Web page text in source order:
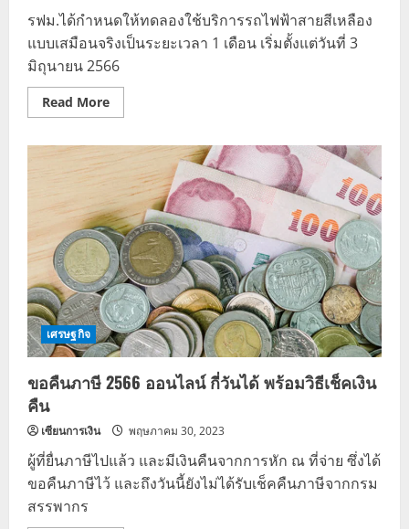
รฟม.ได้กำหนดให้ทดลองใช้บริการรถไฟฟ้าสายสีเหลือง
แบบเสมือนจริงเป็นระยะเวลา 1 เดือน เริ่มตั้งแต่วันที่ 3
มิถุนายน 2566
Read MoreRead
more
สาย
เหลือง
ฟรี
1
เดือน
เริ่ม
3
มิ.ย.
66
เศรษฐกิจ
ขอคืนภาษี 2566 ออนไลน์ กี่วันได้ พร้อมวิธีเช็คเงิน
คืน
เซียนการเงิน พฤษภาคม 30, 2023
ผู้ที่ยื่นภาษีไปแล้ว และมีเงินคืนจากการหัก ณ ที่จ่าย ซึ่งได้
ขอคืนภาษีไว้ และถึงวันนี้ยังไม่ได้รับเช็คคืนภาษีจากกรม
สรรพากร